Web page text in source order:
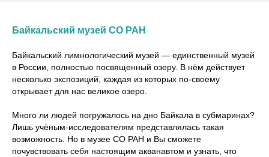
Байкальский музей СО РАН
Байкальский лимнологический музей — единственный музей
в России, полностью посвященный озеру. В нём действует
несколько экспозиций, каждая из которых по-своему
открывает для нас великое озеро.
Много ли людей погружалось на дно Байкала в субмаринах?
Лишь учёным-исследователям представлялась такая
возможность. Но в музее СО РАН и Вы сможете
почувствовать себя настоящим акванавтом и узнать, что